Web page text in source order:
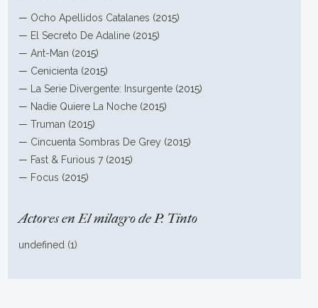
— Ocho Apellidos Catalanes (2015)
— El Secreto De Adaline (2015)
—Ant-Man (2015)
— Cenicienta (2015)
—
La Serie Divergente: Insurgente (2015)
— Nadie Quiere La Noche (2015)
—Truman (2015)
— Cincuenta Sombras De Grey (2015)
— Fast & Furious 7 (2015)
— Focus (2015)
Actores en El milagro de P. Tinto
undefined (1)